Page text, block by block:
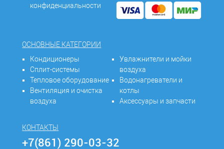
конфиденциальности
ОСНОВНЫЕ КАТЕГОРИИ
Кондиционеры
Сплит-системы
Тепловое оборудование
Вентиляция и очистка
воздуха
Увлажнители и мойки
воздуха
Водонагреватели и
котлы
Аксессуары и запчасти
КОНТАКТЫ
+7(861) 290-03-32